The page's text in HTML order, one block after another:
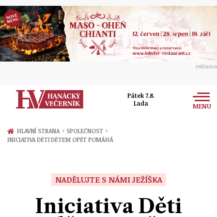
reklama
Pátek 7.8.
Lada
MENU
Zprávy
Ekonomika
Sport
HLAVNÍ STRANA › SPOLEČNOST ›
INICIATIVA DĚTI DĚTEM OPĚT POMÁHÁ
NADĚLUJTE S NÁMI JEŽÍŠKA
Iniciativa Děti